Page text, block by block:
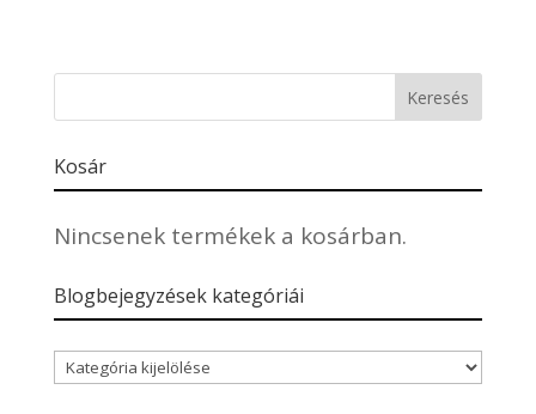
Kosár
Nincsenek termékek a kosárban.
Blogbejegyzések kategóriái
Blogbejegyzések
kategóriái